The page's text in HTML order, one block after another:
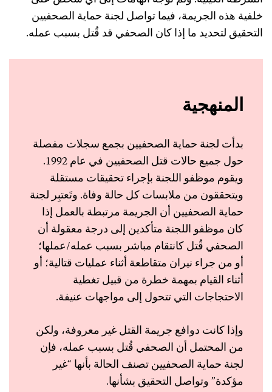
خلفية هذه الجريمة، فيما تواصل لجنة حماية الصحفيين
التحقيق لتحديد ما إذا كان الصحفي قد قُتل بسبب عمله.
المنهجية
بدأت لجنة حماية الصحفيين بجمع سجلات مفصلة
حول جميع حالات قتل الصحفيين في عام 1992.
ويقوم موظفو اللجنة بإجراء تحقيقات مستقلة
ويتحققون من ملابسات كل حالة وفاة. وتَعتبِر لجنة
حماية الصحفيين أن الجريمة مرتبطة بالعمل إذا
كان موظفو اللجنة متأكدين إلى درجة معقولة أن
الصحفي قُتل كانتقام مباشر بسبب عمله/عملها؛
أو من جراء نيران متقاطعة أثناء عمليات قتالية؛ أو
أثناء القيام بمهمة خطرة من قبيل تغطية
الاحتجاجات التي تتحول إلى مواجهات عنيفة.
وإذا كانت دوافع جريمة القتل غير معروفة، ولكن
من المحتمل أن الصحفي قُتل بسبب عمله، فإن
لجنة حماية الصحفيين تصنف الحالة بأنها “غير
مؤكدة” وتواصل التحقيق بشأنها.